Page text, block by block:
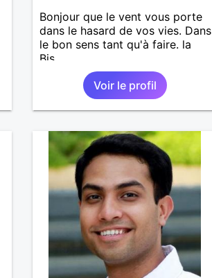
Bonjour que le vent vous porte
dans le hasard de vos vies. Dans
le bon sens tant qu'à faire. la
Bis.
Voir le profil